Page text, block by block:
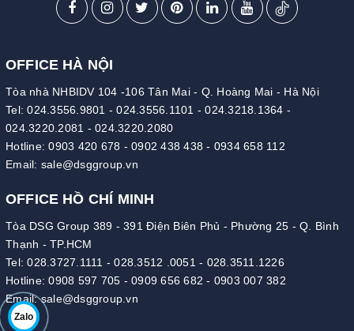
Zalo
OFFICE HÀ NỘI
Tòa nhà NHBIDV 104 -106 Tân Mai - Q. Hoàng Mai - Hà Nội
Tel:024.3556.9801 -024.3556.1101 -024.3218.1364 -
024.3220.2081 - 024.3220.2080
Hotline:0903 420 678 - 0902 438 438 - 0934 658 112
Email: sale@dsggroup.vn
OFFICE HỒ CHÍ MINH
Tòa DSG Group 389 - 391 Điện Biên Phủ - Phường 25 - Q. Bình
Thạnh - TP.HCM
Tel:028.3727.1111 -028.3512 .0051 - 028.3511.1226
Hotline:0908 597 705 - 0909 656 682 - 0903 007 382
Email:sale@dsggroup.vn